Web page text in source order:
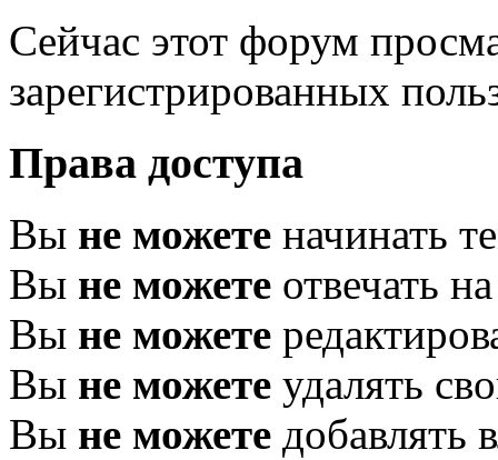
Сейчас этот форум
зарегистрированных
Права доступа
Вы не можете начинать
Вы не можете отвечать
Вы не можете
Вы не можете удалять
Вы не можете добавлять